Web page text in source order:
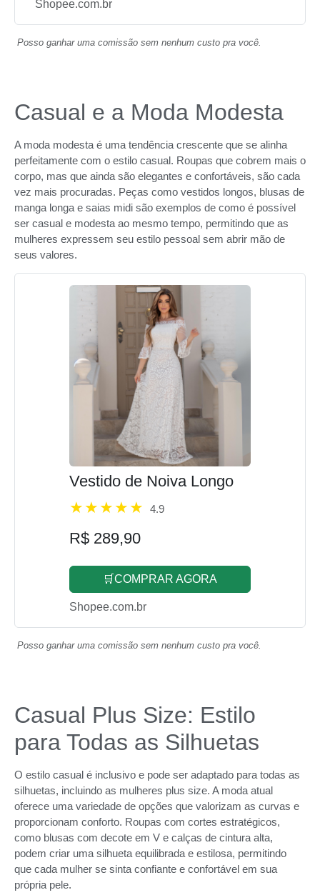
Shopee.com.br
Posso ganhar uma comissão sem nenhum custo pra você.
Casual e a Moda Modesta
A moda modesta é uma tendência crescente que se alinha
perfeitamente com o estilo casual. Roupas que cobrem mais o
corpo, mas que ainda são elegantes e confortáveis, são cada
vez mais procuradas. Peças como vestidos longos, blusas de
manga longa e saias midi são exemplos de como é possível
ser casual e modesta ao mesmo tempo, permitindo que as
mulheres expressem seu estilo pessoal sem abrir mão de
seus valores.
Vestido de Noiva Longo
4.9
R$ 289,90
🛒COMPRAR AGORA
Shopee.com.br
Posso ganhar uma comissão sem nenhum custo pra você.
Casual Plus Size: Estilo
para Todas as Silhuetas
O estilo casual é inclusivo e pode ser adaptado para todas as
silhuetas, incluindo as mulheres plus size. A moda atual
oferece uma variedade de opções que valorizam as curvas e
proporcionam conforto. Roupas com cortes estratégicos,
como blusas com decote em V e calças de cintura alta,
podem criar uma silhueta equilibrada e estilosa, permitindo
que cada mulher se sinta confiante e confortável em sua
própria pele.